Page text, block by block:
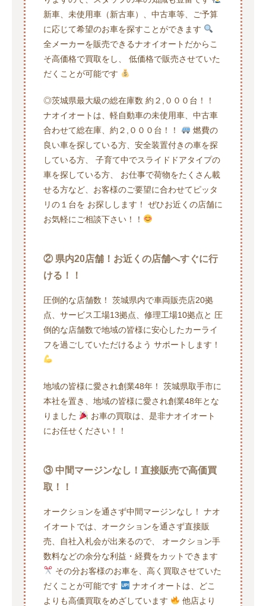
新車、未使用車（新古車）、中古車等、ご予算
に応じて希望のお車を探すことができます
全メーカーを販売できるナオイオートだからこ
そ高価格で買取をし、 低価格で販売させていた
だくことが可能です
◎茨城県最大級の総在庫数 約２,０００台！！
ナオイオートは、軽自動車の未使用車、中古車
合わせて総在庫、約２,０００台！！
燃費の
良い車を探している方、安全装置付きの車を探
している方、 子育て中でスライドドアタイプの
車を探している方、 お仕事で荷物をたくさん載
せる方など、お客様のご要望に合わせてピッタ
リの１台を お探しします！ ぜひお近くの店舗に
お気軽にご相談下さい！！
② 県内20店舗！お近くの店舗へすぐに行
ける！！
圧倒的な店舗数！ 茨城県内で車両販売店20拠
点、サービス工場13拠点、修理工場10拠点と 圧
倒的な店舗数で地域の皆様に安心したカーライ
フを過ごしていただけるよう サポートします！
地域の皆様に愛され創業48年！ 茨城県取手市に
本社を置き、地域の皆様に愛され創業48年とな
りました
お車の買取は、是非ナオイオート
にお任せください！！
③ 中間マージンなし！直接販売で高価買
取！！
オークションを通さず中間マージンなし！ ナオ
イオートでは、オークションを通さず直接販
売、自社入札会が出来るので、 オークション手
数料などの余分な利益・経費をカットできます
その分お客様のお車を、高く買取させていた
だくことが可能です
ナオイオートは、どこ
よりも高価買取をめざしています
他店より